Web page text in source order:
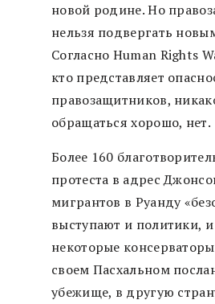
новой родине. Но
нельзя подвергать
Согласно Human Rights
кто представляет
правозащитников,
обращаться хорошо, нет.
Более 160
протеста в адрес
мигрантов в Руанду
выступают и политики,
некоторые
своем Пасхальном
убежище, в другую